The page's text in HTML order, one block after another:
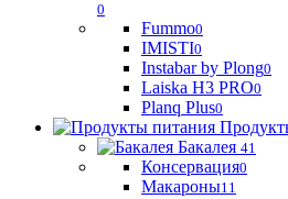
0
Fummo0
IMISTI0
Instabar by Plong0
Laiska H3 PRO0
Planq Plus0
Бакалея 41
Консервация0
Макароны11